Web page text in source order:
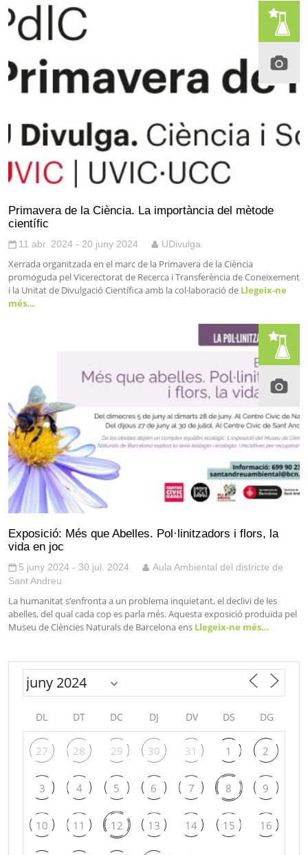
Primavera de la Ciència. La importància del mètode
científic
11 abr. 2024 - 20 juny 2024 UDivulga
Xerrada organitzada en el marc de la Primavera de la Ciència
promoguda pel Vicerectorat de Recerca i Transferència de Coneixement
i la Unitat de Divulgació Científica amb la col·laboració de Llegeix-ne
més…
Exposició: Més que Abelles. Pol·linitzadors i flors, la
vida en joc
5 juny 2024 - 30 jul. 2024
Aula Ambiental del districte de
Sant Andreu
La humanitat s’enfronta a un problema inquietant, el declivi de les
abelles, del qual cada cop es parla més. Aquesta exposició produïda pel
Museu de Ciències Naturals de Barcelona ens Llegeix-ne més…
DL DT DC DJ DV DS DG
27 28 29 30 31 1 2
3 4 5 6 7 8 9
10 11 12 13 14 15 16